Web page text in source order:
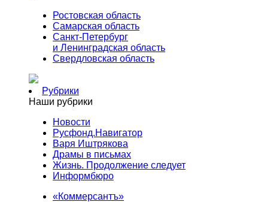
Ростовская область
Самарская область
Санкт-Петербург
и Ленинградская область
Свердловская область
Рубрики
Наши рубрики
Новости
Русфонд.Навигатор
Варя Иштрякова
Драмы в письмах
Жизнь. Продолжение следует
Информбюро
«Коммерсантъ»